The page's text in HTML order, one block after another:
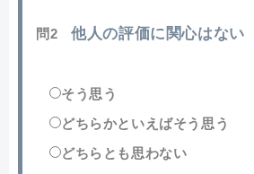
問2 他人の評価に関心はない
そう思う
どちらかといえばそう思う
どちらとも思わない